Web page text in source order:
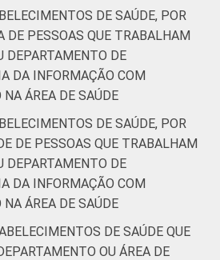
DE SAÚDE, POR
DE PESSOAS QUE TRABALHAM
DEPARTAMENTO DE
DA INFORMAÇÃO COM
NA ÁREA DE SAÚDE
DE SAÚDE, POR
DE PESSOAS QUE TRABALHAM
DEPARTAMENTO DE
DA INFORMAÇÃO COM
NA ÁREA DE SAÚDE
DE SAÚDE QUE
OU ÁREA DE